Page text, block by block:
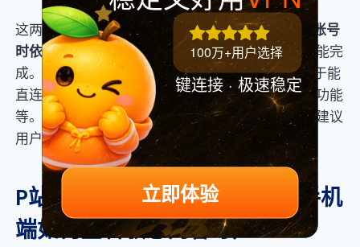
这两款第三方应用虽然可以直连，但在登录 Pixiv
账号
时依然需要科学上网，并且某些设置要在网页端才能完
成。和 Pixiv APP 比起来，第三方客户端的优点在于能
直连、可以看限制级内容、可以免费使用高级会员功能
等。具体信息可以打开下载地址查看，当然笔者更建议
用户支持正版软件。
P站怎么用（含 P站 ID 使用、手机
端如何查看敏感内容等）
100万+用户选择
键连接 · 极速稳定
立即体验